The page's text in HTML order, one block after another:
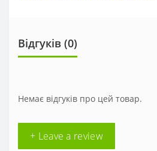
Відгуків (0)
Немає відгуків про цей товар.
+ Leave a review